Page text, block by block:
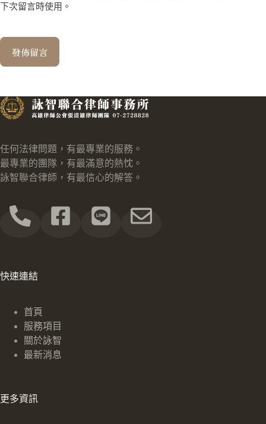
下次留言時使用。
發佈留言
任何法律問題，有最專業的服務。
最專業的團隊，有最滿意的熱忱。
詠智聯合律師，有最信心的解答。
快速連結
首頁
服務項目
關於詠智
最新消息
更多資訊